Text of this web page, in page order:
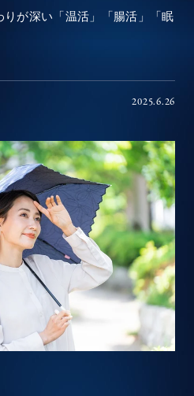
が深い「温活」「腸活」「眠
2025.6.26